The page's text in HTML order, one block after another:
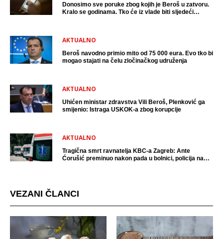
Donosimo sve poruke zbog kojih je Beroš u zatvoru.
Kralo se godinama. Tko će iz vlade biti sljedeći
AKTUALNO
Beroš navodno primio mito od 75 000 eura. Evo tko bi
mogao stajati na čelu zločinačkog udruženja
AKTUALNO
Uhićen ministar zdravstva Vili Beroš, Plenković ga
smijenio: Istraga USKOK-a zbog korupcije
AKTUALNO
Tragična smrt ravnatelja KBC-a Zagreb: Ante
Ćorušić preminuo nakon pada u bolnici, policija na
VEZANI ČLANCI